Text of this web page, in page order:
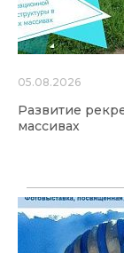
05.08.2026
Развитие
массивах